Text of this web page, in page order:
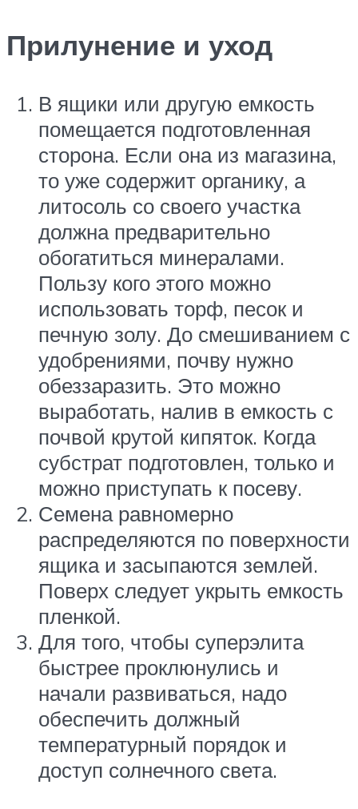
Прилунение и уход
В ящики или другую емкость
помещается подготовленная
сторона. Если она из магазина,
то уже содержит органику, а
литосоль со своего участка
должна предварительно
обогатиться минералами.
Пользу кого этого можно
использовать торф, песок и
печную золу. До смешиванием с
удобрениями, почву нужно
обеззаразить. Это можно
выработать, налив в емкость с
почвой крутой кипяток. Когда
субстрат подготовлен, только и
можно приступать к посеву.
Семена равномерно
распределяются по поверхности
ящика и засыпаются землей.
Поверх следует укрыть емкость
пленкой.
Для того, чтобы суперэлита
быстрее проклюнулись и
начали развиваться, надо
обеспечить должный
температурный порядок и
доступ солнечного света.